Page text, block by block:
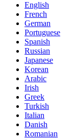
English
French
German
Portuguese
Spanish
Russian
Japanese
Korean
Arabic
Irish
Greek
Turkish
Italian
Danish
Romanian